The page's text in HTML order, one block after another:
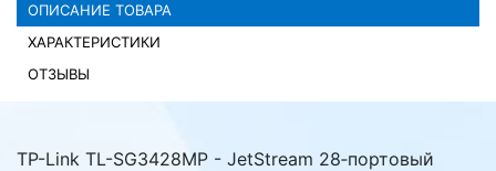
ОПИСАНИЕ ТОВАРА
ХАРАКТЕРИСТИКИ
ОТЗЫВЫ
TP-Link TL-SG3428MP - JetStream 28‑портовый